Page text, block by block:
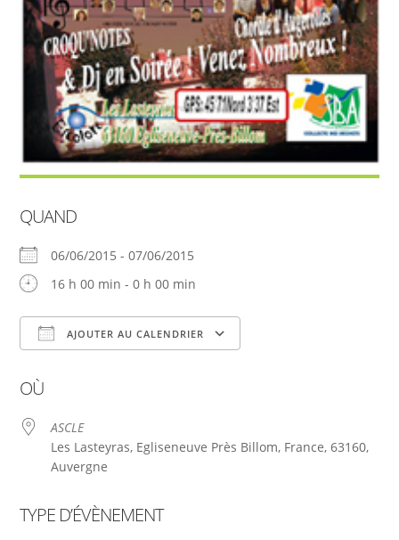
QUAND
06/06/2015 - 07/06/2015
16 h 00 min - 0 h 00 min
AJOUTER AU CALENDRIER
OÙ
ASCLE
Les Lasteyras, Egliseneuve Près Billom, France, 63160,
Auvergne
TYPE D’ÉVÈNEMENT